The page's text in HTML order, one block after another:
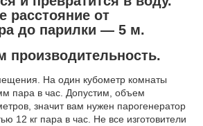
расстояние от
до парилки — 5 м.
производительность.
На один кубометр комнаты
пара в час. Допустим, объем
значит вам нужен парогенератор
12 кг пара в час. Не все изготовители